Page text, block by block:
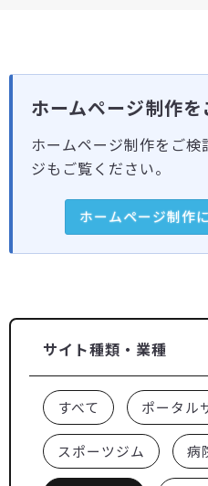
ホームページ制作
ホームページ制作をご検
ジもご覧ください。
ホームページ制作
サイト種類・業種
すべて ポータル
スポーツジム 病